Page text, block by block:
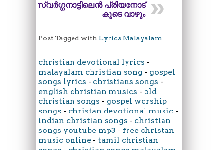
സ്വർഗ്ഗനാട്ടിലെൻ പ്രിയനോട്
കൂടെ വാഴും
Post Tagged with Lyrics Malayalam
christian devotional lyrics -
malayalam christian song - gospel
songs lyrics - christians songs -
english christian musics - old
christian songs - gospel worship
songs - christan devotional music -
indian christian songs - christian
songs youtube mp3 - free christan
music online - tamil christian